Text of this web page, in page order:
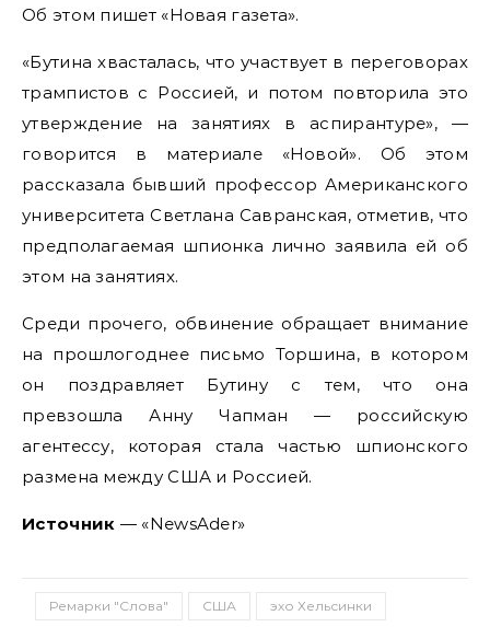
Об этом пишет «Новая газета».
«Бутина хвасталась, что участвует в переговорах
трампистов с Россией, и потом повторила это
утверждение на занятиях в аспирантуре», —
говорится в материале «Новой». Об этом
рассказала бывший профессор Американского
университета Светлана Савранская, отметив, что
предполагаемая шпионка лично заявила ей об
этом на занятиях.
Среди прочего, обвинение обращает внимание
на прошлогоднее письмо Торшина, в котором
он поздравляет Бутину с тем, что она
превзошла Анну Чапман — российскую
агентессу, которая стала частью шпионского
размена между США и Россией.
Источник — «NewsAder»
Ремарки "Слова" США эхо Хельсинки